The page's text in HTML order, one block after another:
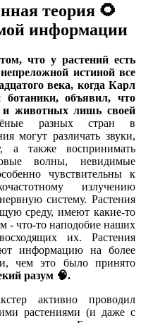
теория 🌻
информации
что у растений есть
истиной все
века, когда Карл
объявил, что
и животных лишь своей
разных стран в
могут различать звуки,
а также воспринимать
волны, невидимые
чувствительны к
излучению
систему. Растения
среду, имеют какие-то
- что-то наподобие наших
их. Растения
информацию на более
чем это было принято
разум 🧠.
активно проводил
растениями (и даже с